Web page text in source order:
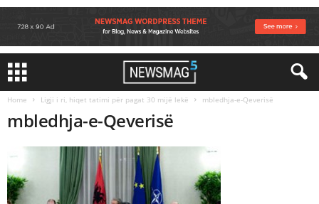
Home Ligji i ri, hiqet tatimi për pagat 30 mijë lekë mbledhja-e-Qeverisë
mbledhja-e-Qeverisë